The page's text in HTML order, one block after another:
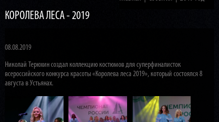
КОРОЛЕВА ЛЕСА - 2019
08.08.2019
Николай Терюхин создал коллекцию костюмов для суперфиналисток
всероссийского конкурса красоты «Королева леса 2019», который состоялся 8
августа в Устьянах.